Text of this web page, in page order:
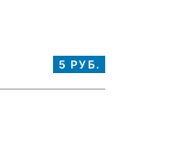
5 РУБ.